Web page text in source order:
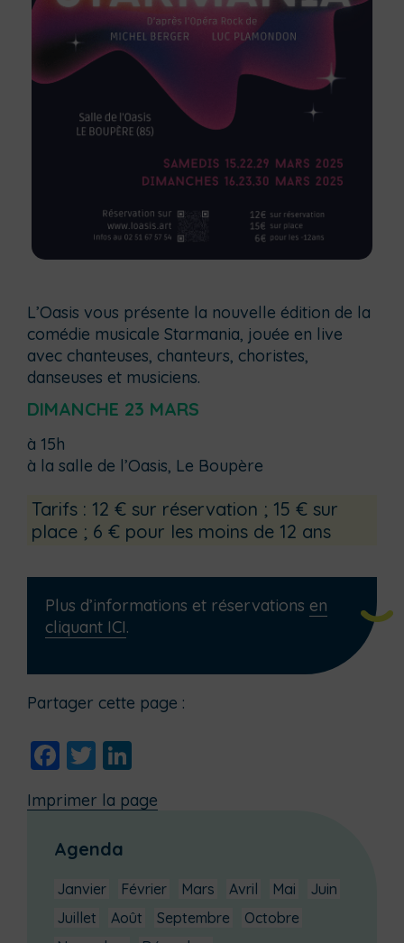
L’Oasis vous présente la nouvelle édition de la
comédie musicale Starmania, jouée en live
avec chanteuses, chanteurs, choristes,
danseuses et musiciens.
DIMANCHE 23 MARS
à 15h
à la salle de l’Oasis, Le Boupère
Tarifs : 12 € sur réservation ; 15 € sur
place ; 6 € pour les moins de 12 ans
Plus d’informations et réservations en
cliquant ICI.
Partager cette page :
Facebook
Twitter
Imprimer la page
Agenda
Janvier Février Mars Avril Mai
Juin
Juillet
Août Septembre
Octobre